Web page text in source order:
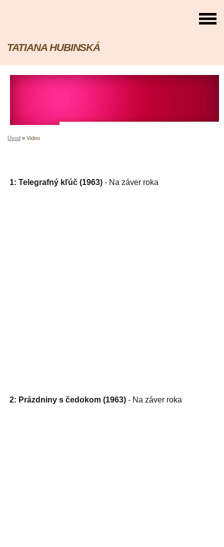
TATIANA HUBINSKÁ
Úvod » Video
1: Telegrafný kľúč (1963) - Na záver roka
2: Prázdniny s čedokom (1963) - Na záver roka